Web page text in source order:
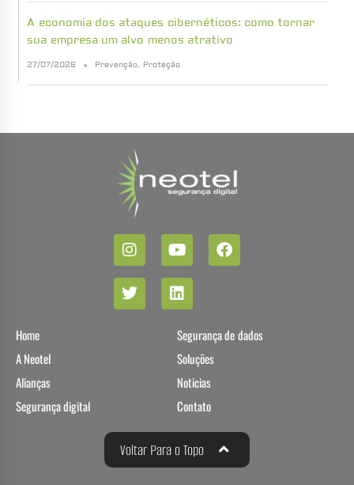
A economia dos ataques cibernéticos: como tornar
sua empresa um alvo menos atrativo
27/07/2026 Prevenção, Proteção
Home
A Neotel
Alianças
Segurança digital
Segurança de dados
Soluções
Noticias
Contato
Voltar Para o Topo